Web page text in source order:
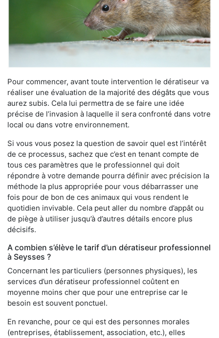
Pour commencer, avant toute intervention le dératiseur va
réaliser une évaluation de la majorité des dégâts que vous
aurez subis. Cela lui permettra de se faire une idée
précise de l’invasion à laquelle il sera confronté dans votre
local ou dans votre environnement.
Si vous vous posez la question de savoir quel est l’intérêt
de ce processus, sachez que c’est en tenant compte de
tous ces paramètres que le professionnel qui doit
répondre à votre demande pourra définir avec précision la
méthode la plus appropriée pour vous débarrasser une
fois pour de bon de ces animaux qui vous rendent le
quotidien invivable. Cela peut aller du nombre d’appât ou
de piège à utiliser jusqu’à d’autres détails encore plus
décisifs.
A combien s’élève le tarif d’un dératiseur professionnel
à Seysses ?
Concernant les particuliers (personnes physiques), les
services d’un dératiseur professionnel coûtent en
moyenne moins cher que pour une entreprise car le
besoin est souvent ponctuel.
En revanche, pour ce qui est des personnes morales
(entreprises, établissement, association, etc.), elles